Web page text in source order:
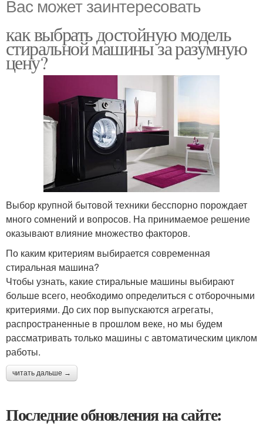
Вас может заинтересовать
как выбрать достойную модель
стиральной машины за разумную
цену?
Выбор крупной бытовой техники бесспорно порождает
много сомнений и вопросов. На принимаемое решение
оказывают влияние множество факторов.
По каким критериям выбирается современная
стиральная машина?
Чтобы узнать, какие стиральные машины выбирают
больше всего, необходимо определиться с отборочными
критериями. До сих пор выпускаются агрегаты,
распространенные в прошлом веке, но мы будем
рассматривать только машины с автоматическим циклом
работы.
читать дальше →
Последние обновления на сайте: